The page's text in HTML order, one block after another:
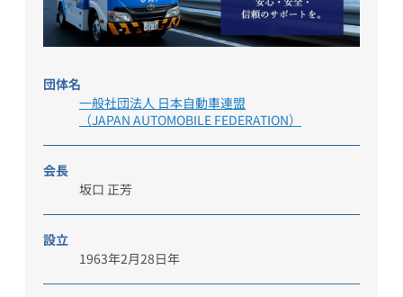
団体名
一般社団法人 日本自動車連盟
（JAPAN AUTOMOBILE FEDERATION）
会長
坂口 正芳
設立
1963年2月28日年